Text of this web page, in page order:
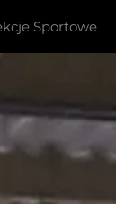
Sportowe